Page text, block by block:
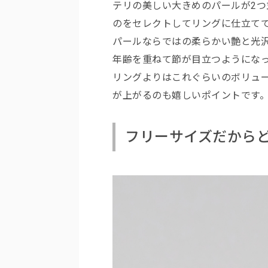
テリの美しい大きめのパールが2
のをセレクトしてリングに仕立て
パールならではの柔らかい艶と光
年齢を重ねて節が目立つようにな
リングよりはこれぐらいのボリュ
が上がるのも嬉しいポイントです
フリーサイズだから